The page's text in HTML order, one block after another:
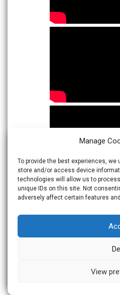
Manage
To provide the best experiences,
store and/or access device
technologies will allow us to
unique IDs on this site. Not
adversely affect certain features
View